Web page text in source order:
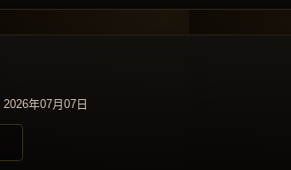
年07月07日